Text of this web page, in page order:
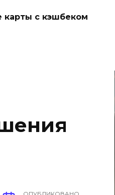
карты с кэшбеком